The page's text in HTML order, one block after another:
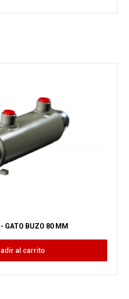
GATO BUZO 80 MM
al carrito